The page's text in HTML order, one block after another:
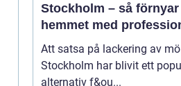
Stockholm – så
hemmet med
möbellackering
Att satsa på lackering av
Stockholm har blivit ett
alternativ f&ou...